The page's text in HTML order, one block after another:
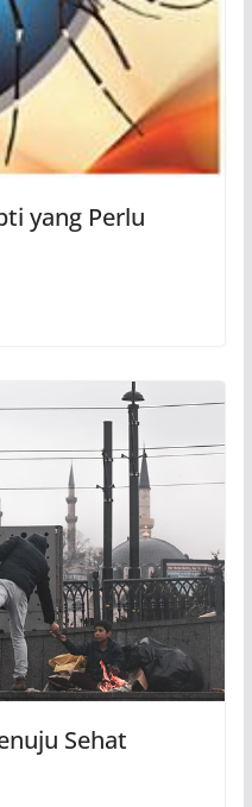
yang Perlu
Sehat